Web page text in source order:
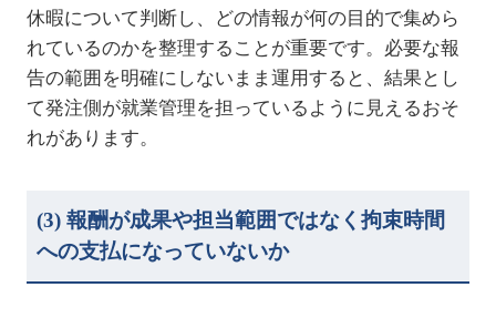
休暇について判断し、どの情報が何の目的で集めら
れているのかを整理することが重要です。必要な報
告の範囲を明確にしないまま運用すると、結果とし
て発注側が就業管理を担っているように見えるおそ
れがあります。
(3) 報酬が成果や担当範囲ではなく拘束時間
への支払になっていないか